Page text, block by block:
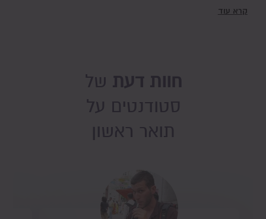
קרא עוד
חוות דעת של
סטודנטים על
תואר ראשון